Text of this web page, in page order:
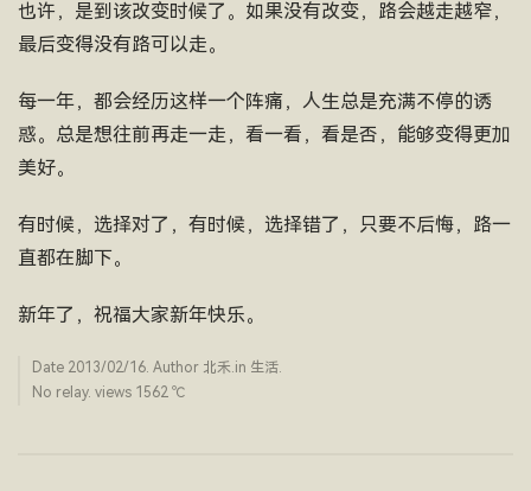
也许，是到该改变时候了。如果没有改变，路会越走越窄，
最后变得没有路可以走。
每一年，都会经历这样一个阵痛，人生总是充满不停的诱
惑。总是想往前再走一走，看一看，看是否，能够变得更加
美好。
有时候，选择对了，有时候，选择错了，只要不后悔，路一
直都在脚下。
新年了，祝福大家新年快乐。
Date 2013/02/16. Author 北禾.in 生活.
No relay. views 1562 ­℃